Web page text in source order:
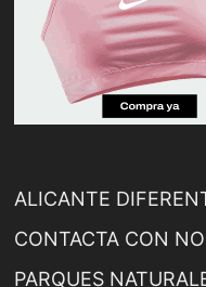
ALICANTE
CONTACTA CON
PARQUES